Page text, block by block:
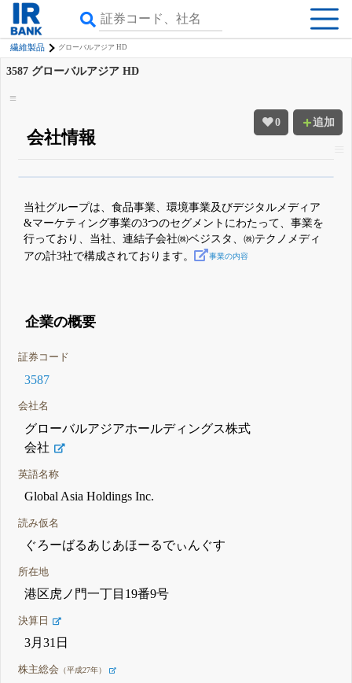
繊維製品 グローバルアジア HD
0 追加
3587 グローバルアジア HD
会社情報
詳しく見られる
無料でβ版をはじめる
登録すると永久30%OFFと米株版の先行利用も付きます
当社グループは、食品事業、環境事業及びデジタルメディア
&マーケティング事業の3つのセグメントにわたって、事業を
行っており、当社、連結子会社㈱ベジスタ、㈱テクノメディ
アの計3社で構成されております。
事業の内容
企業の概要
証券コード
3587
会社名
グローバルアジアホールディングス株式
会社
英語名称
Global Asia Holdings Inc.
読み仮名
ぐろーばるあじあほーるでぃんぐす
所在地
港区虎ノ門一丁目19番9号
決算日
3月31日
株主総会 （平成27年）